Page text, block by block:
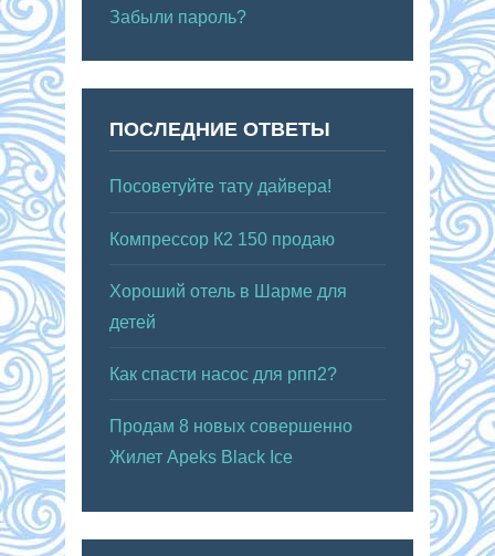
Забыли пароль?
ПОСЛЕДНИЕ ОТВЕТЫ
Посоветуйте тату дайвера!
Компрессор К2 150 продаю
Хороший отель в Шарме для
детей
Как спасти насос для рпп2?
Продам 8 новых совершенно
Жилет Apeks Black Ice